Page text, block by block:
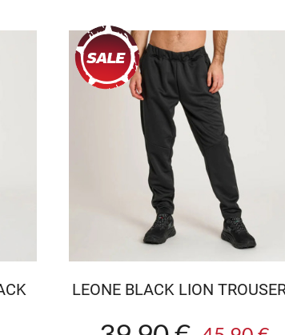
LEONE BLACK LION